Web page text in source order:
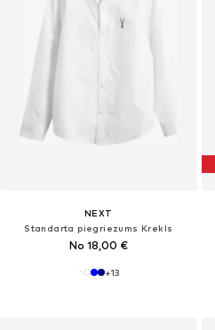
NEXT
Standarta piegriezums Krekls
No 18,00 €
+13